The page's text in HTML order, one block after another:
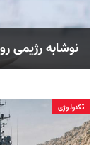
نوشابه رژیمی
تکنولوژی